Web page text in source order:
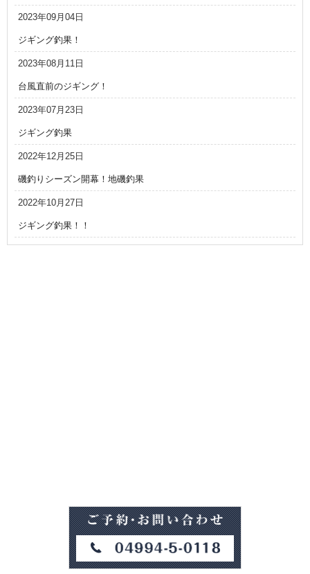
2023年09月04日
ジギング釣果！
2023年08月11日
台風直前のジギング！
2023年07月23日
ジギング釣果
2022年12月25日
磯釣りシーズン開幕！地磯釣果
2022年10月27日
ジギング釣果！！